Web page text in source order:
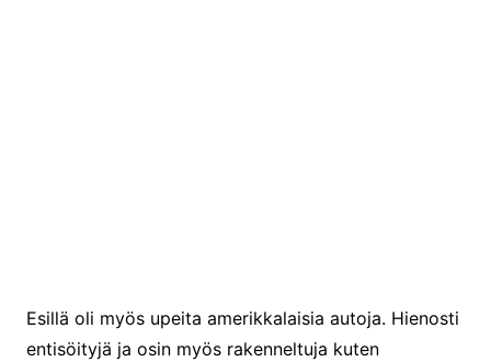
Esillä oli myös upeita amerikkalaisia autoja. Hienosti
entisöityjä ja osin myös rakenneltuja kuten